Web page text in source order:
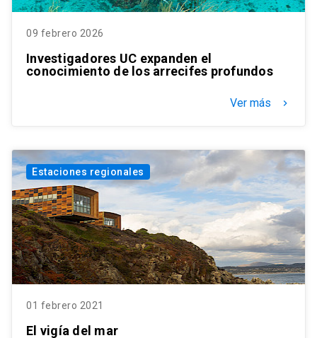
09 febrero 2026
Investigadores UC expanden el
conocimiento de los arrecifes profundos
Ver más keyboard_arrow_right
Estaciones regionales
01 febrero 2021
El vigía del mar